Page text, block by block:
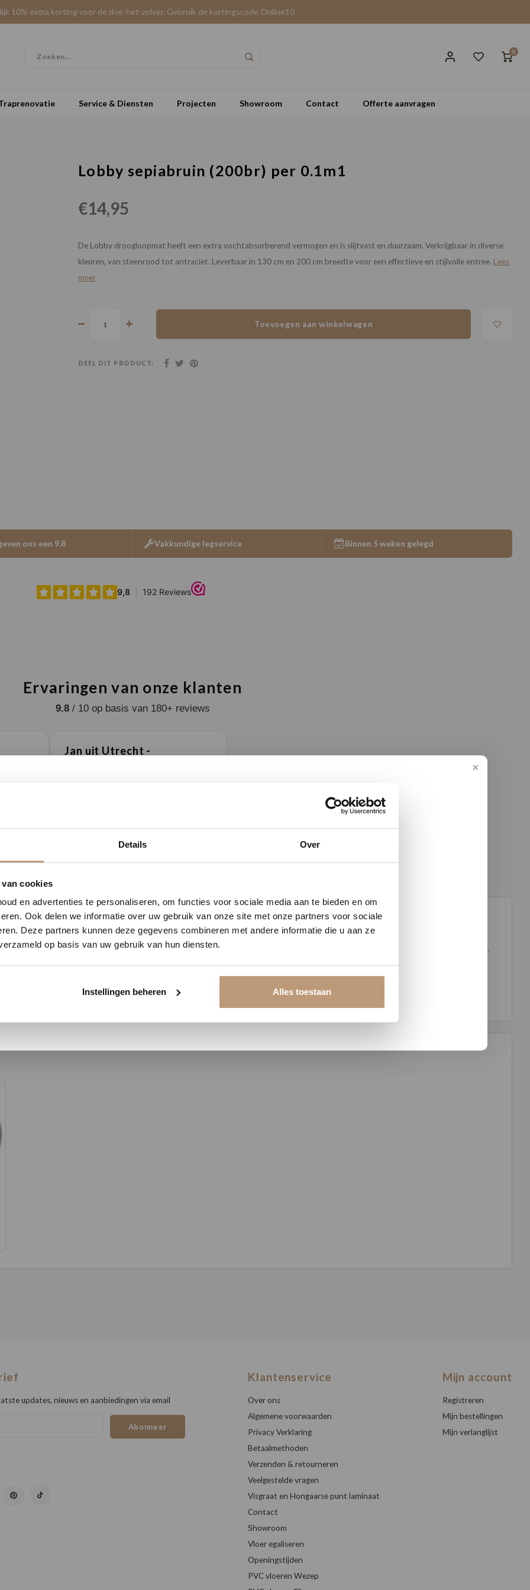
59
10% korting op jouw vloer
Vraag snel een offerte aan en bespaar direct.
Bekijk plak PVC vloeren
Details Over
cookies
en advertenties te personaliseren, om functies voor sociale media aan te bieden en om
Ook delen we informatie over uw gebruik van onze site met onze partners voor sociale
Deze partners kunnen deze gegevens combineren met andere informatie die u aan ze
op basis van uw gebruik van hun diensten.
Instellingen beheren Alles toestaan
10% extra korting voor de doe-het-zelver. Gebruik de kortingscode Online10
0
Service & Diensten Projecten Showroom Contact Offerte aanvragen
Lobby sepiabruin (200br) per 0.1m1
€14,95
De Lobby droogloopmat heeft een extra vochtabsorberend vermogen en is slijtvast en duurzaam. Verkrijgbaar in diverse
kleuren, van steenrood tot antraciet. Leverbaar in 130 cm en 200 cm breedte voor een effectieve en stijlvolle entree. Lees
meer
Toevoegen aan winkelwagen
DEEL DIT PRODUCT:
ons een 9.8 Vakkundige legservice Binnen 5 weken gelegd
Ervaringen van onze klanten
9.8/ 10 op basis van 180+ reviews
Jan uit Utrecht -
Bekijk alle reviews op Google →
vermogen, waardoor je entree schoon en droog blijft. Dankzij de slijtvaste en duurzame materialen is deze mat perfect voor
varierend van steenrood tot antraciet, en leverbaar in breedtes van 130 cm en 200 cm. Een praktische en elegante keuze voor elke
updates, nieuws en aanbiedingen via email
Abonneer
Klantenservice
Over ons
Algemene voorwaarden
Privacy Verklaring
Betaalmethoden
Verzenden & retourneren
Veelgestelde vragen
Visgraat en Hongaarse punt laminaat
Contact
Showroom
Vloer egaliseren
Openingstijden
PVC vloeren Wezep
Mijn account
Registreren
Mijn bestellingen
Mijn verlanglijst